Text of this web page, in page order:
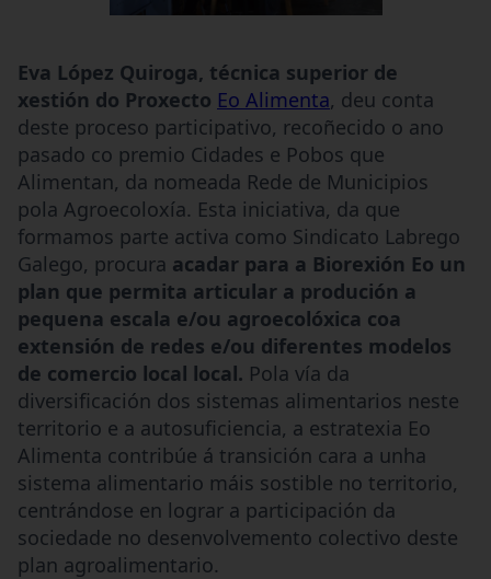
Eva López Quiroga, técnica superior de
xestión do Proxecto Eo Alimenta, deu conta
deste proceso participativo, recoñecido o ano
pasado co premio Cidades e Pobos que
Alimentan, da nomeada Rede de Municipios
pola Agroecoloxía. Esta iniciativa, da que
formamos parte activa como Sindicato Labrego
Galego, procura acadar para a Biorexión Eo un
plan que permita articular a produción a
pequena escala e/ou agroecolóxica coa
extensión de redes e/ou diferentes modelos
de comercio local local. Pola vía da
diversificación dos sistemas alimentarios neste
territorio e a autosuficiencia, a estratexia Eo
Alimenta contribúe á transición cara a unha
sistema alimentario máis sostible no territorio,
centrándose en lograr a participación da
sociedade no desenvolvemento colectivo deste
plan agroalimentario.